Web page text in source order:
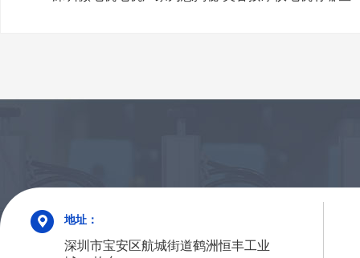
地址：
深圳市宝安区航城街道鹤洲恒丰工业